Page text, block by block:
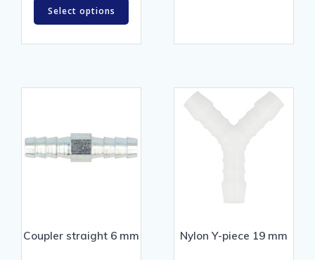
Select options
Coupler straight 6 mm Nylon Y-piece 19 mm